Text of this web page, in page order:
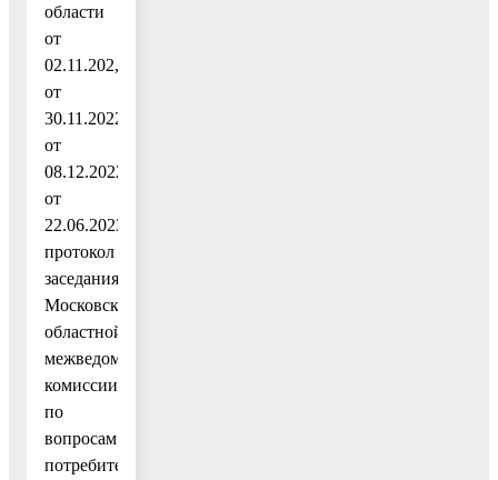
области
от
02.11.202,
от
30.11.2022,
от
08.12.2022,
от
22.06.2023,
протокол
заседания
Московской
областной
межведомственной
комиссии
по
вопросам
потребительского